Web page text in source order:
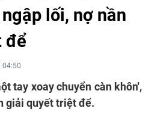
lối, nợ nần
để
tay xoay chuyển càn khôn',
giải quyết triệt để.